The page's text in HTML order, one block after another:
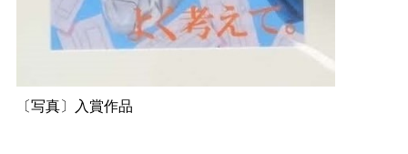
〔写真〕入賞作品